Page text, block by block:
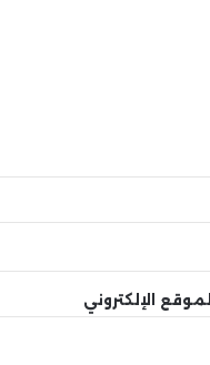
الموقع الإلكتروني